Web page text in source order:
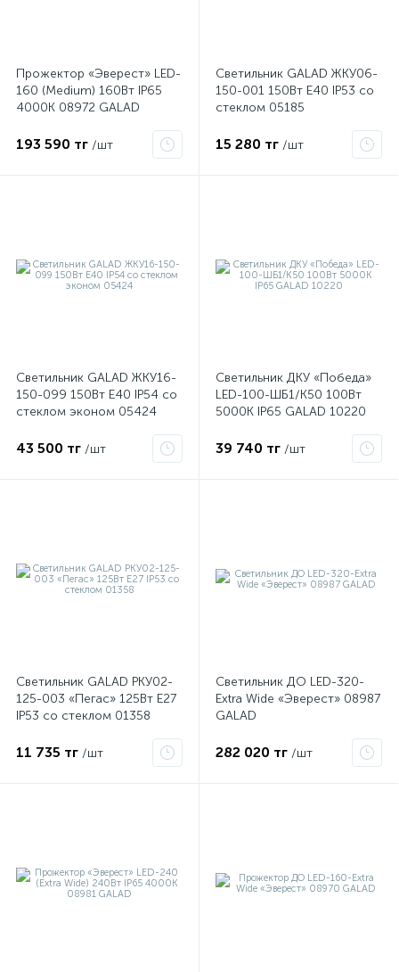
Прожектор «Эверест» LED-
160 (Medium) 160Вт IP65
4000К 08972 GALAD
193 590 тг /шт
Светильник GALAD ЖКУ06-
150-001 150Вт E40 IP53 со
стеклом 05185
15 280 тг /шт
Светильник GALAD ЖКУ16-
150-099 150Вт E40 IP54 со
стеклом эконом 05424
43 500 тг /шт
Светильник ДКУ «Победа»
LED-100-ШБ1/К50 100Вт
5000К IP65 GALAD 10220
39 740 тг /шт
Светильник GALAD РКУ02-
125-003 «Пегас» 125Вт E27
IP53 со стеклом 01358
11 735 тг /шт
Светильник ДО LED-320-
Extra Wide «Эверест» 08987
GALAD
282 020 тг /шт